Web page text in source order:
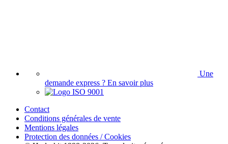
Une
demande express ? En savoir plus
Contact
Conditions générales de vente
Mentions légales
Protection des données / Cookies